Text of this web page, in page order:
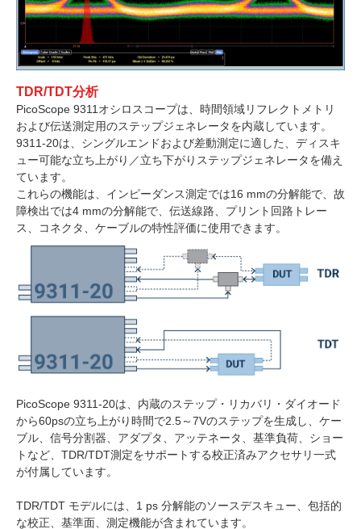
TDR/TDT分析
PicoScope 9311オシロスコープは、時間領域リフレクトメトリ
および伝送測定用のステップジェネレータを内蔵しています。
9311-20は、シングルエンドおよび差動測定に適した、ディスキ
ュー可能な立ち上がり／立ち下がりステップジェネレータを備え
ています。
これらの機能は、インピーダンス測定では16 mmの分解能で、故
障検出では4 mmの分解能で、伝送線路、プリント回路トレー
ス、コネクタ、ケーブルの特性評価に使用できます。
PicoScope 9311-20は、内蔵のステップ・リカバリ・ダイオード
から60psの立ち上がり時間で2.5～7Vのステップを生成し、ケー
ブル、信号分割器、アダプタ、アッテネータ、基準負荷、ショー
トなど、TDR/TDT測定をサポートする校正済みアクセサリ一式
が付属しています。
TDR/TDT モデルには、1 ps 分解能のソースデスキュー、包括的
な校正、基準面、測定機能が含まれています。